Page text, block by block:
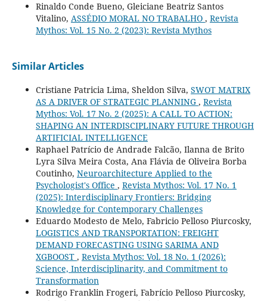
Rinaldo Conde Bueno, Gleiciane Beatriz Santos
Vitalino, ASSÉDIO MORAL NO TRABALHO , Revista
Mythos: Vol. 15 No. 2 (2023): Revista Mythos
Similar Articles
Cristiane Patricia Lima, Sheldon Silva, SWOT MATRIX
AS A DRIVER OF STRATEGIC PLANNING , Revista
Mythos: Vol. 17 No. 2 (2025): A CALL TO ACTION:
SHAPING AN INTERDISCIPLINARY FUTURE THROUGH
ARTIFICIAL INTELLIGENCE
Raphael Patrício de Andrade Falcão, Ilanna de Brito
Lyra Silva Meira Costa, Ana Flávia de Oliveira Borba
Coutinho, Neuroarchitecture Applied to the
Psychologist's Office , Revista Mythos: Vol. 17 No. 1
(2025): Interdisciplinary Frontiers: Bridging
Knowledge for Contemporary Challenges
Eduardo Modesto de Melo, Fabricio Pelloso Piurcosky,
LOGISTICS AND TRANSPORTATION: FREIGHT
DEMAND FORECASTING USING SARIMA AND
XGBOOST , Revista Mythos: Vol. 18 No. 1 (2026):
Science, Interdisciplinarity, and Commitment to
Transformation
Rodrigo Franklin Frogeri, Fabrício Pelloso Piurcosky,